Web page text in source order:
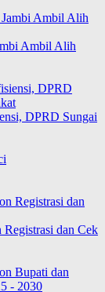
Ambil Alih
DPRD Sungai
dan Cek